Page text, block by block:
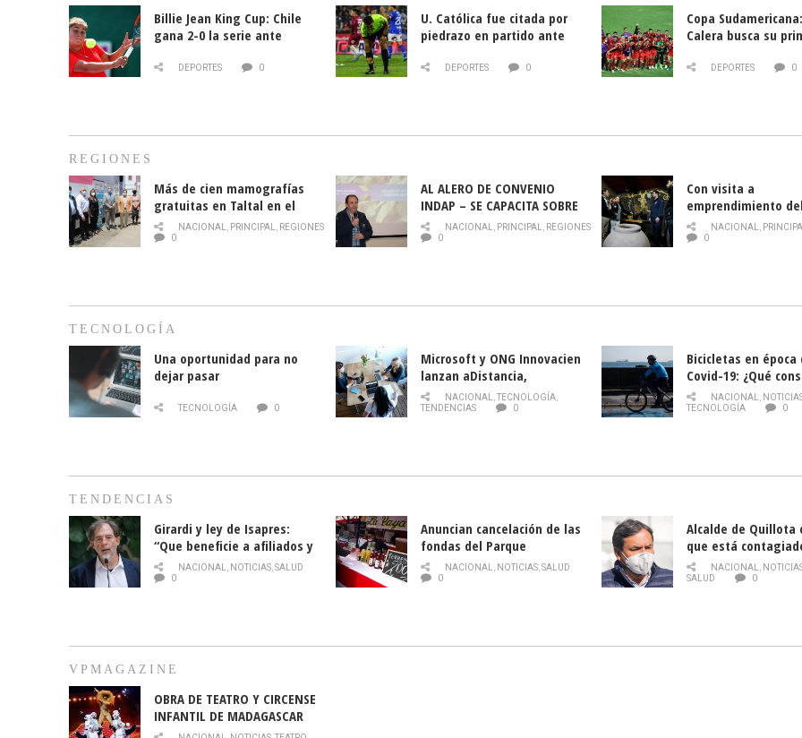
Billie Jean King Cup: Chile
gana 2-0 la serie ante
DEPORTES 0
U. Católica fue citada por
piedrazo en partido ante
DEPORTES 0
Copa
Calera busca su
DEPORTES 0
REGIONES
Más de cien mamografías
gratuitas en Taltal en el
mes de la prevención del
cáncer de mama
NACIONAL, PRINCIPAL, REGIONES
0
AL ALERO DE CONVENIO
INDAP – SE CAPACITA SOBRE
PLAGA DROSOPHILA SUZUKII
NACIONAL, PRINCIPAL, REGIONES
0
Con visita a
emprendimiento
y llamado al
historia campesina
NACIONAL,
0
TECNOLOGÍA
Una oportunidad para no
dejar pasar
TECNOLOGÍA 0
Microsoft y ONG Innovacien
lanzan aDistancia,
plataforma con cursos
gratuitos online sobre
NACIONAL,TECNOLOGÍA,
TENDENCIAS
0
Bicicletas en época
Covid-19: ¿Qué
momento de
NACIONAL,
TECNOLOGÍA
0
TENDENCIAS
Girardi y ley de Isapres:
“Que beneficie a afiliados y
no legalice el abuso”
NACIONAL, NOTICIAS,SALUD
0
Anuncian cancelación de las
fondas del Parque
O’Higgins debido al
coronavirus
NACIONAL, NOTICIAS,SALUD
0
Alcalde de Quillota
que está
COVID-19
NACIONAL,
SALUD
0
VPMAGAZINE
OBRA DE TEATRO Y CIRCENSE
INFANTIL DE MADAGASCAR
EN EL PARQUE HURATDO